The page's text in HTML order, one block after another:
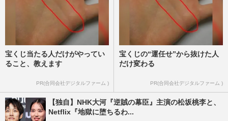
宝くじ当たる人だけがやってい
ること、教えます
PR(合同会社デジタルファーム )
宝くじの“運任せ”から抜けた人
だけ変わる
PR(合同会社デジタルファーム )
【独自】NHK大河『逆賊の幕臣』主演の松坂桃李と、
Netflix『地獄に堕ちるわ...